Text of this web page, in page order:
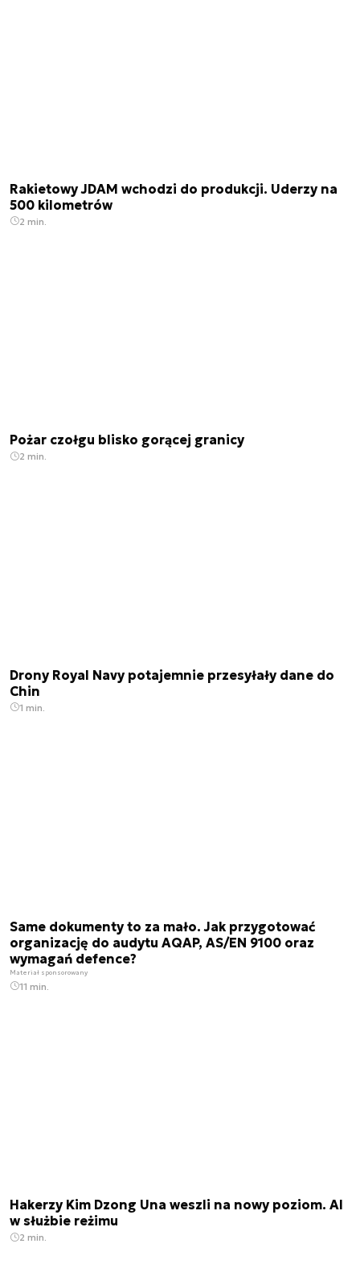
Rakietowy JDAM wchodzi do produkcji. Uderzy na
500 kilometrów
2 min.
Pożar czołgu blisko gorącej granicy
2 min.
Drony Royal Navy potajemnie przesyłały dane do
Chin
1 min.
Same dokumenty to za mało. Jak przygotować
organizację do audytu AQAP, AS/EN 9100 oraz
wymagań defence?
Materiał sponsorowany
11 min.
Hakerzy Kim Dzong Una weszli na nowy poziom. AI
w służbie reżimu
2 min.